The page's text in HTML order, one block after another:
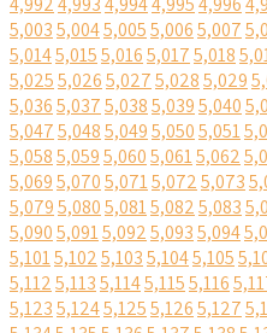
5,0035,0045,0055,0065,007
5,0145,0155,0165,0175,018
5,0255,0265,0275,0285,029
5,0365,0375,0385,0395,040
5,0475,0485,0495,0505,051
5,0585,0595,0605,0615,062
5,0695,0705,0715,0725,073
5,0795,0805,0815,0825,083
5,0905,0915,0925,0935,094
5,1015,1025,1035,1045,105
5,1125,1135,1145,1155,116
5,1235,1245,1255,1265,127